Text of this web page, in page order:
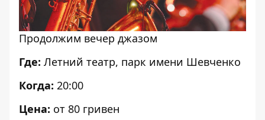
Продолжим вечер джазом
Где: Летний театр, парк имени Шевченко
Когда: 20:00
Цена: от 80 гривен